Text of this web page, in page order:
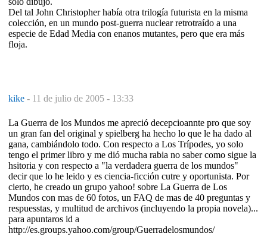
Del tal John Christopher había otra trilogía futurista en la misma
colección, en un mundo post-guerra nuclear retrotraído a una
especie de Edad Media con enanos mutantes, pero que era más
floja.
kike - 11 de julio de 2005 - 13:33
La Guerra de los Mundos me apreció decepcioannte pro que soy
un gran fan del original y spielberg ha hecho lo que le ha dado al
gana, cambiándolo todo. Con respecto a Los Trípodes, yo solo
tengo el primer libro y me dió mucha rabia no saber como sigue la
hsitoria y con respecto a "la verdadera guerra de los mundos"
decir que lo he leido y es ciencia-ficción cutre y oportunista. Por
cierto, he creado un grupo yahoo! sobre La Guerra de Los
Mundos con mas de 60 fotos, un FAQ de mas de 40 preguntas y
respuesstas, y multitud de archivos (incluyendo la propia novela)...
para apuntaros id a
http://es.groups.yahoo.com/group/Guerradelosmundos/